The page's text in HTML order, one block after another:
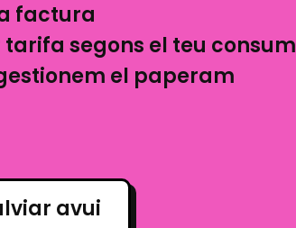
factura
segons el teu consum
el paperam
avui